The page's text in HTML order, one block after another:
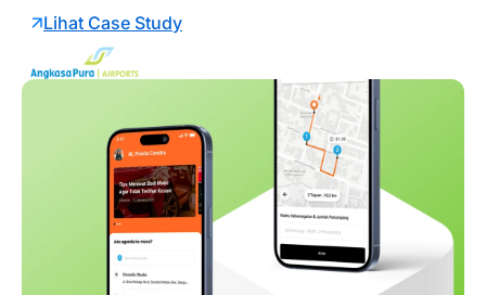
Lihat Case Study